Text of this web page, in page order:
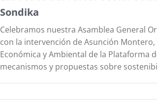
Sondika
Celebramos nuestra Asamblea General
con la intervención de Asunción
Económica y Ambiental de la Plataforma
mecanismos y propuestas sobre